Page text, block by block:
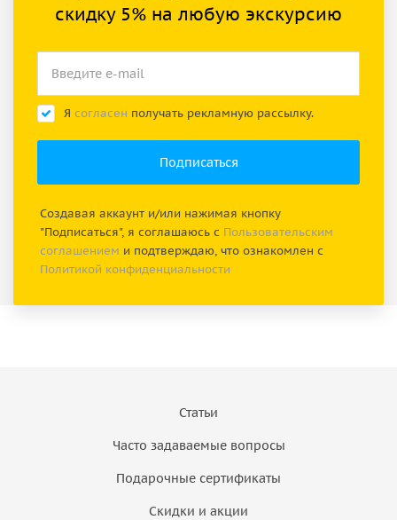
скидку 5% на любую экскурсию
Я согласен получать рекламную рассылку.
Создавая аккаунт и/или нажимая кнопку
"Подписаться", я соглашаюсь с Пользовательским
соглашением и подтверждаю, что ознакомлен с
Политикой конфиденциальности
Статьи
Часто задаваемые вопросы
Подарочные сертификаты
Скидки и акции